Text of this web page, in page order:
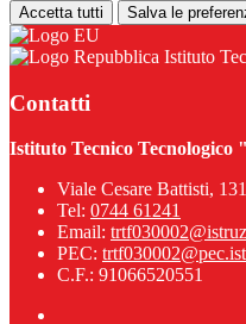
Accetta tutti Salva le
Istituto
Contatti
Istituto Tecnico Tecnologico
Viale Cesare Battisti,
Tel: 0744 61241
Email:
PEC:
C.F.: 91066520551